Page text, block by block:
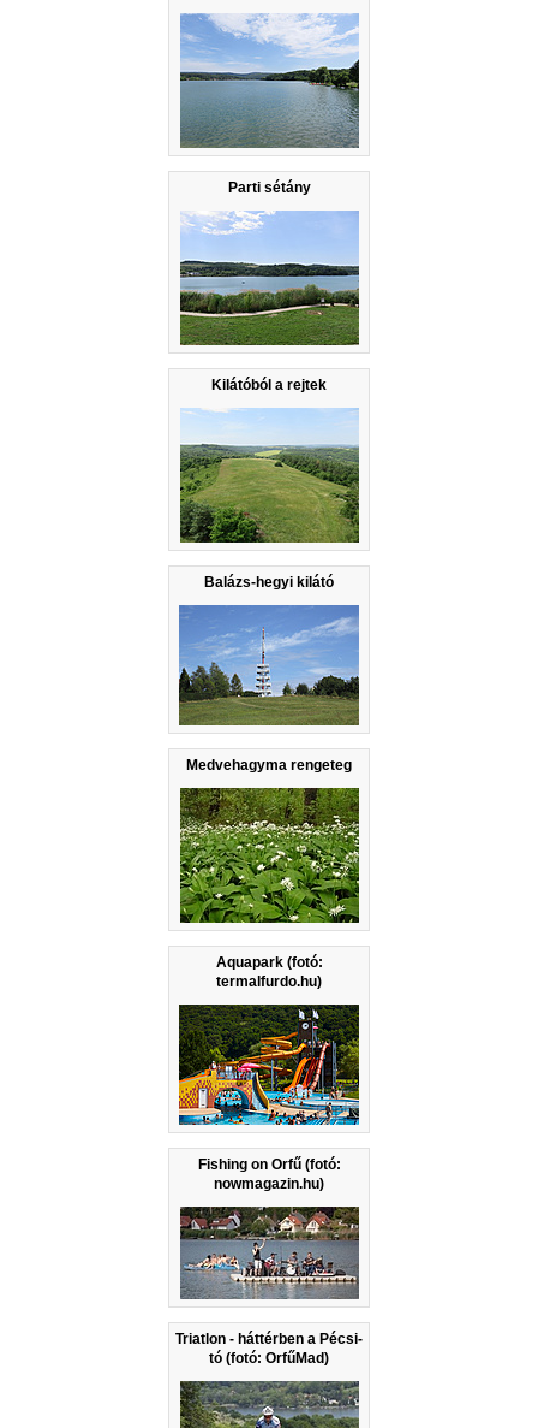
Parti sétány
Kilátóból a rejtek
Balázs-hegyi kilátó
Medvehagyma rengeteg
Aquapark (fotó:
termalfurdo.hu)
Fishing on Orfű (fotó:
nowmagazin.hu)
Triatlon - háttérben a Pécsi-
tó (fotó: OrfűMad)